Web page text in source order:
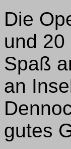
Die
und 20
Spaß
an
gutes